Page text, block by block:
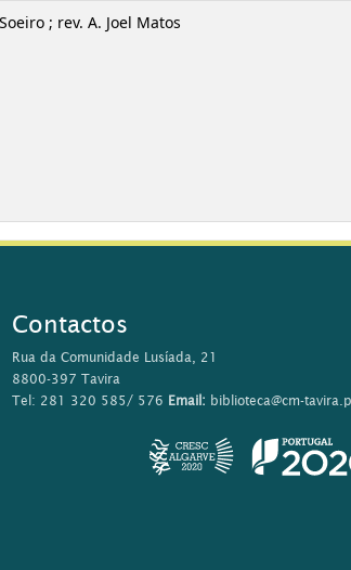
; rev. A. Joel Matos
Contactos
Rua da Comunidade Lusíada, 21
8800-397 Tavira
Tel: 281 320 585/ 576 Email: biblioteca@cm-